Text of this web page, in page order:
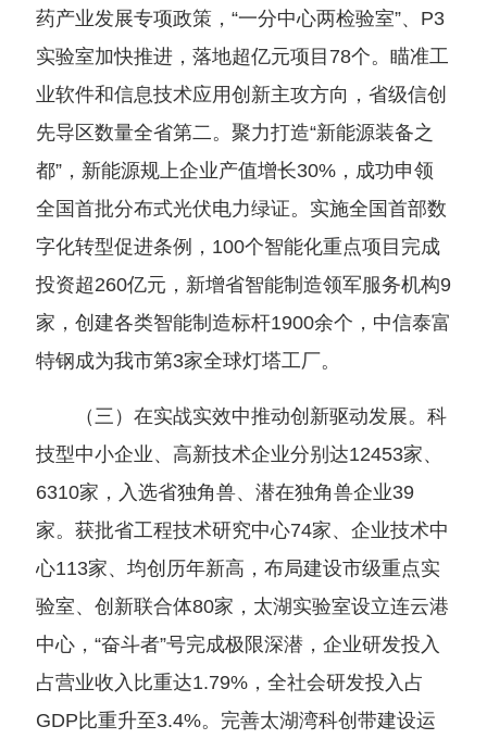
药产业发展专项政策，“一分中心两检验室”、P3
实验室加快推进，落地超亿元项目78个。瞄准工
业软件和信息技术应用创新主攻方向，省级信创
先导区数量全省第二。聚力打造“新能源装备之
都”，新能源规上企业产值增长30%，成功申领
全国首批分布式光伏电力绿证。实施全国首部数
字化转型促进条例，100个智能化重点项目完成
投资超260亿元，新增省智能制造领军服务机构9
家，创建各类智能制造标杆1900余个，中信泰富
特钢成为我市第3家全球灯塔工厂。
（三）在实战实效中推动创新驱动发展。科
技型中小企业、高新技术企业分别达12453家、
6310家，入选省独角兽、潜在独角兽企业39
家。获批省工程技术研究中心74家、企业技术中
心113家、均创历年新高，布局建设市级重点实
验室、创新联合体80家，太湖实验室设立连云港
中心，“奋斗者”号完成极限深潜，企业研发投入
占营业收入比重达1.79%，全社会研发投入占
GDP比重升至3.4%。完善太湖湾科创带建设运